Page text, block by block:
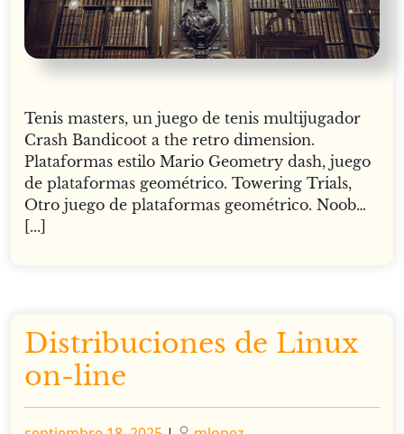
Tenis masters, un juego de tenis multijugador
Crash Bandicoot a the retro dimension.
Plataformas estilo Mario Geometry dash, juego
de plataformas geométrico. Towering Trials,
Otro juego de plataformas geométrico. Noob…
[...]
Distribuciones de Linux
on-line